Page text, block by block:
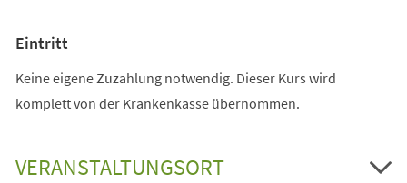
Eintritt
Keine eigene Zuzahlung notwendig. Dieser Kurs wird
komplett von der Krankenkasse übernommen.
VERANSTALTUNGSORT